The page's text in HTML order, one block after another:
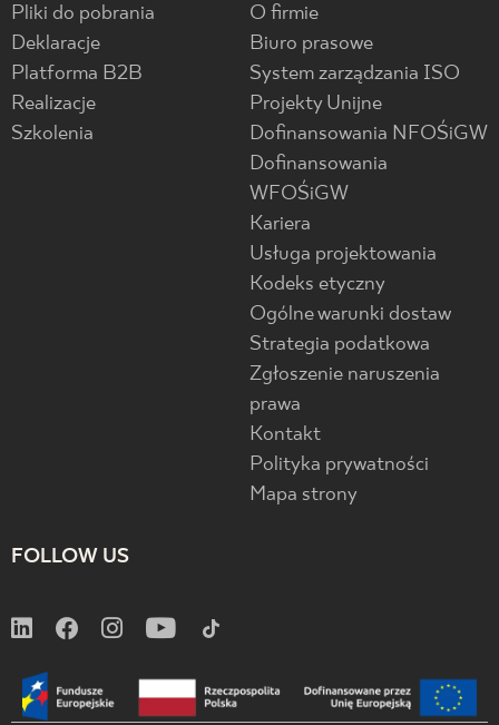
Pliki do pobrania
Deklaracje
Platforma B2B
Realizacje
Szkolenia
O firmie
Biuro prasowe
System zarządzania ISO
Projekty Unijne
Dofinansowania NFOŚiGW
Dofinansowania
WFOŚiGW
Kariera
Usługa projektowania
Kodeks etyczny
Ogólne warunki dostaw
Strategia podatkowa
Zgłoszenie naruszenia
prawa
Kontakt
Polityka prywatności
Mapa strony
FOLLOW US